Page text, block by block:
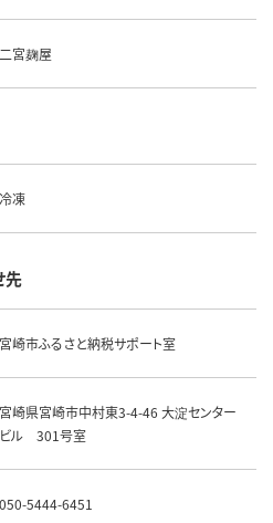
二宮麹屋
冷凍
先
宮崎市ふるさと納税サポート室
宮崎県宮崎市中村東3-4-46 大淀センター
ビル 301号室
050-5444-6451